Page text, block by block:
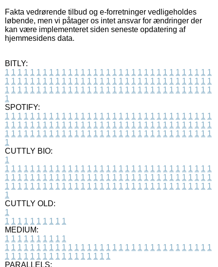
Fakta vedrørende tilbud og e-forretninger vedligeholdes
løbende, men vi påtager os intet ansvar for ændringer der
kan være implementeret siden seneste opdatering af
hjemmesidens data.
BITLY:
1 1 1 1 1 1 1 1 1 1 1 1 1 1 1 1 1 1 1 1 1 1 1 1 1 1 1 1 1 1 1 1 1
1 1 1 1 1 1 1 1 1 1 1 1 1 1 1 1 1 1 1 1 1 1 1 1 1 1 1 1 1 1 1 1 1
1 1 1 1 1 1 1 1 1 1 1 1 1 1 1 1 1 1 1 1 1 1 1 1 1 1 1 1 1 1 1 1 1
1
SPOTIFY:
1 1 1 1 1 1 1 1 1 1 1 1 1 1 1 1 1 1 1 1 1 1 1 1 1 1 1 1 1 1 1 1 1
1 1 1 1 1 1 1 1 1 1 1 1 1 1 1 1 1 1 1 1 1 1 1 1 1 1 1 1 1 1 1 1 1
1 1 1 1 1 1 1 1 1 1 1 1 1 1 1 1 1 1 1 1 1 1 1 1 1 1 1 1 1 1 1 1 1
1
CUTTLY BIO:
1
1 1 1 1 1 1 1 1 1 1 1 1 1 1 1 1 1 1 1 1 1 1 1 1 1 1 1 1 1 1 1 1 1
1 1 1 1 1 1 1 1 1 1 1 1 1 1 1 1 1 1 1 1 1 1 1 1 1 1 1 1 1 1 1 1 1
1 1 1 1 1 1 1 1 1 1 1 1 1 1 1 1 1 1 1 1 1 1 1 1 1 1 1 1 1 1 1 1 1
1
CUTTLY OLD:
1
1 1 1 1 1 1 1 1 1 1
MEDIUM:
1 1 1 1 1 1 1 1 1 1
1 1 1 1 1 1 1 1 1 1 1 1 1 1 1 1 1 1 1 1 1 1 1 1 1 1 1 1 1 1 1 1 1
1 1 1 1 1 1 1 1 1 1 1 1 1 1 1 1 1
PARALLELS: